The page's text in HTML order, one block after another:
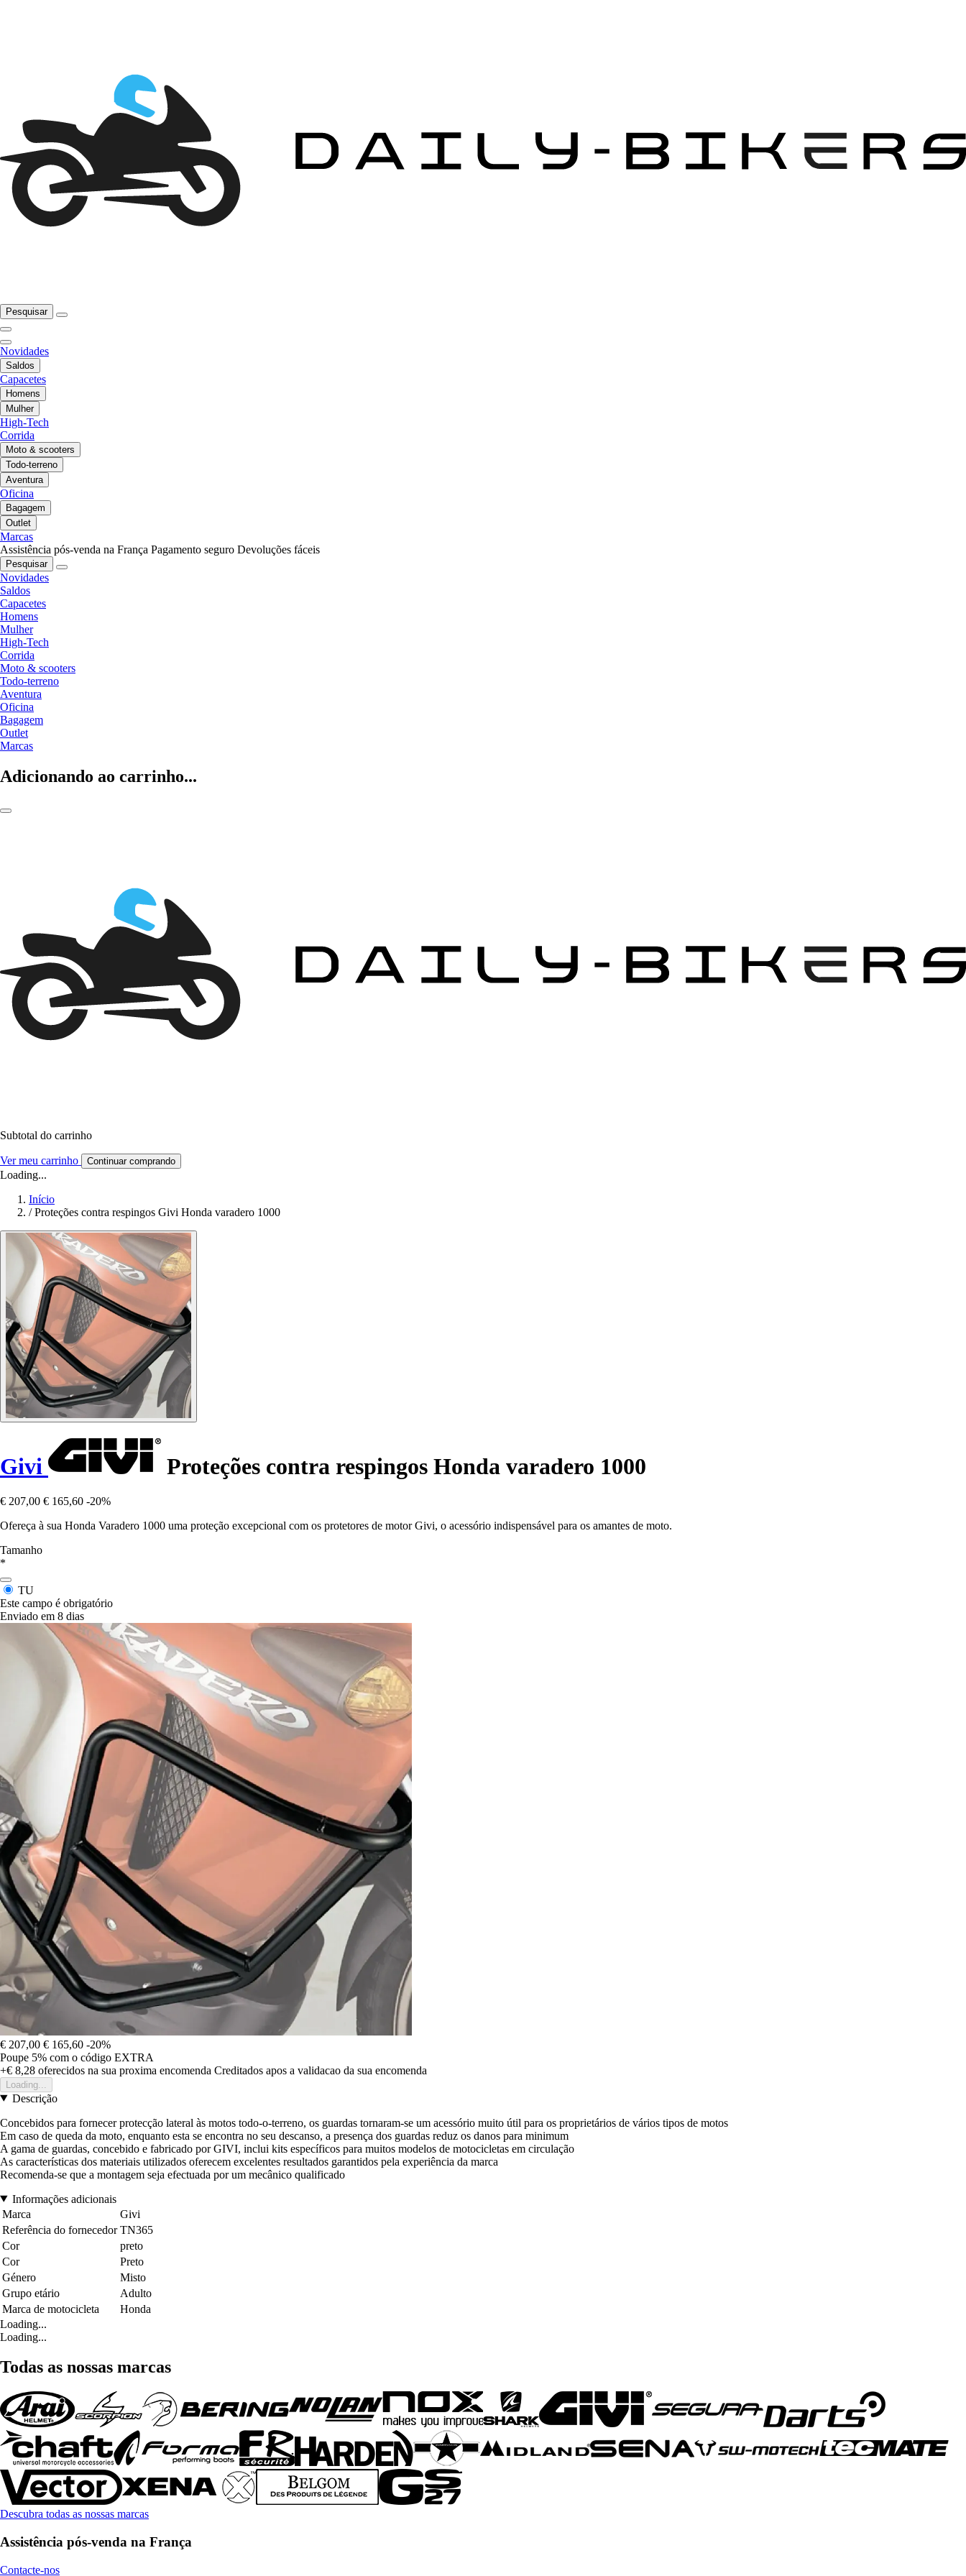
Pesquisar
Novidades
Saldos
Capacetes
Homens
Mulher
High-Tech
Corrida
Moto & scooters
Todo-terreno
Aventura
Oficina
Bagagem
Outlet
Marcas
Assistência pós-venda na França Pagamento seguro Devoluções fáceis
Pesquisar
Novidades
Saldos
Capacetes
Homens
Mulher
High-Tech
Corrida
Moto & scooters
Todo-terreno
Aventura
Oficina
Bagagem
Outlet
Marcas
Adicionando ao carrinho...
Subtotal do carrinho
Ver meu carrinho Continuar comprando
Loading...
Início
/ Proteções contra respingos Givi Honda varadero 1000
Givi Proteções contra respingos Honda varadero 1000
€ 207,00 € 165,60 -20%
Ofereça à sua Honda Varadero 1000 uma proteção excepcional com os protetores de motor Givi, o acessório indispensável para os amantes de moto.
Tamanho
*
TU
Este campo é obrigatório
Enviado em 8 dias
€ 207,00 € 165,60 -20%
Poupe 5% com o código EXTRA
+€ 8,28 oferecidos na sua proxima encomenda Creditados apos a validacao da sua encomenda
Loading...
Descrição
Concebidos para fornecer protecção lateral às motos todo-o-terreno, os guardas tornaram-se um acessório muito útil para os proprietários de vários tipos de motos
Em caso de queda da moto, enquanto esta se encontra no seu descanso, a presença dos guardas reduz os danos para minimum
A gama de guardas, concebido e fabricado por GIVI, inclui kits específicos para muitos modelos de motocicletas em circulação
As características dos materiais utilizados oferecem excelentes resultados garantidos pela experiência da marca
Recomenda-se que a montagem seja efectuada por um mecânico qualificado
Informações adicionais
Marca
Givi
Referência do fornecedor TN365
Cor
preto
Cor
Preto
Género
Misto
Grupo etário
Adulto
Marca de motocicleta
Honda
Loading...
Loading...
Todas as nossas marcas
Descubra todas as nossas marcas
Assistência pós-venda na França
Contacte-nos